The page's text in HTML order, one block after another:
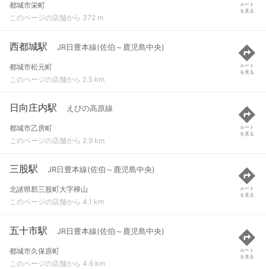
都城市栄町
このページの店舗から 372 m
ルート
を見る
西都城駅 JR日豊本線(佐伯～鹿児島中央)
都城市松元町
このページの店舗から 2.5 km
ルート
を見る
日向庄内駅 えびの高原線
都城市乙房町
このページの店舗から 2.9 km
ルート
を見る
三股駅 JR日豊本線(佐伯～鹿児島中央)
北諸県郡三股町大字樺山
このページの店舗から 4.1 km
ルート
を見る
五十市駅 JR日豊本線(佐伯～鹿児島中央)
都城市久保原町
このページの店舗から 4.6 km
ルート
を見る